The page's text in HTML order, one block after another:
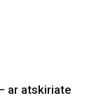
ar atskiriate